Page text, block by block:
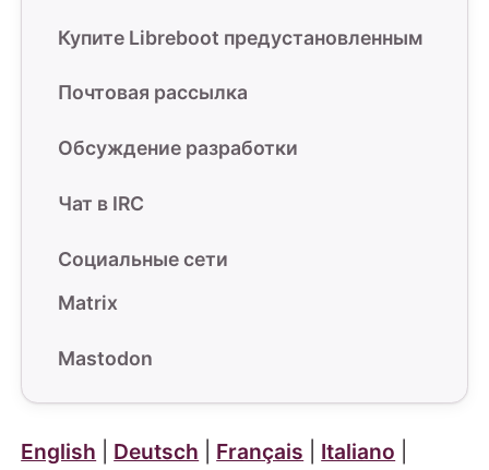
Купите Libreboot предустановленным
Почтовая рассылка
Обсуждение разработки
Чат в IRC
Социальные сети
Matrix
Mastodon
English Deutsch Français Italiano